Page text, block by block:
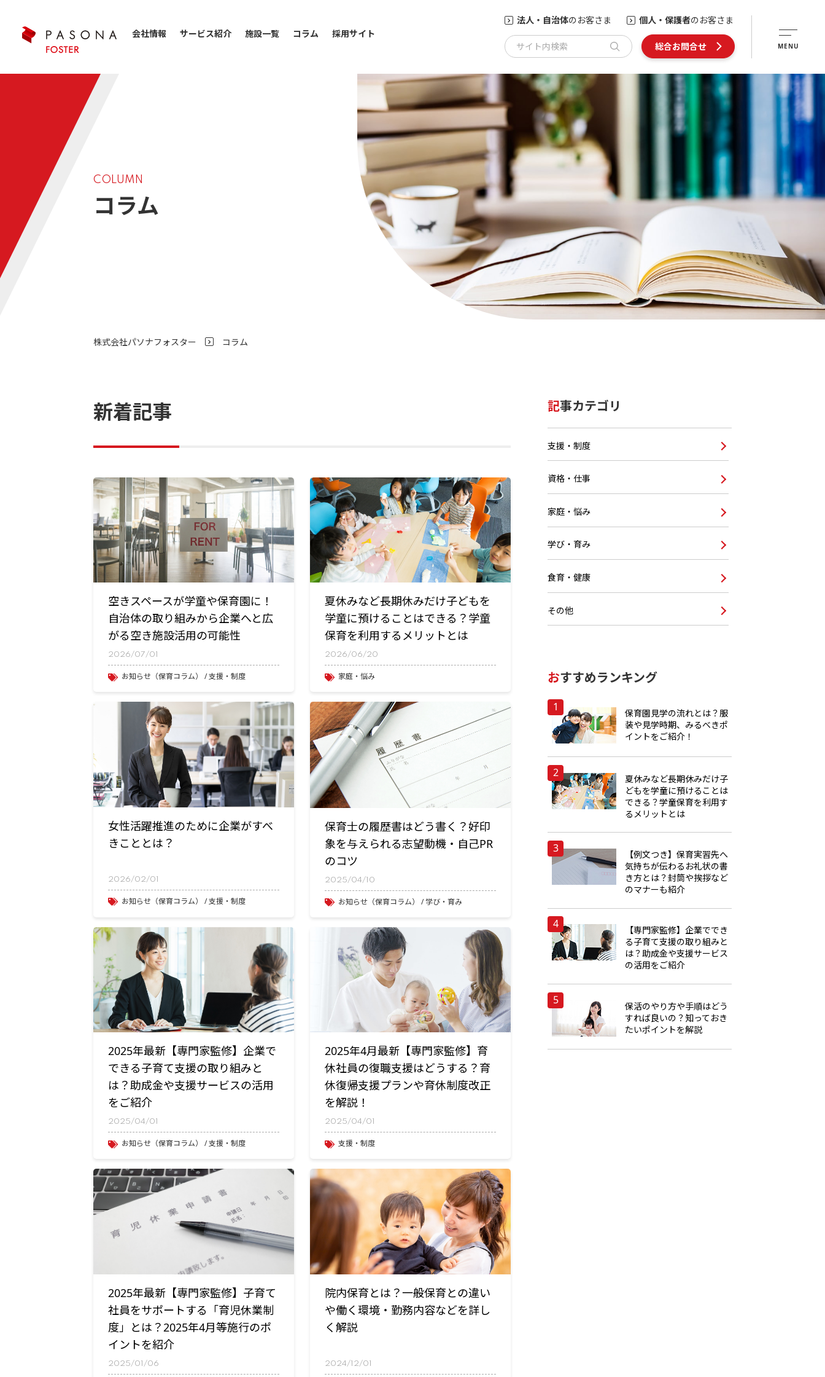
会社情報 サービス紹介 施設一覧 コラム 採用サイト
法人・自治体のお客さま 個人・保護者のお客さま
サイト内検索 総合お問合せ
COLUMN
コラム
株式会社パソナフォスター >コラム
新着記事
空きスペースが学童や保育園に！
自治体の取り組みから企業へと広
がる空き施設活用の可能性
2026/07/01
お知らせ（保育コラム） 支援・制度
夏休みなど長期休みだけ子どもを
学童に預けることはできる？学童
保育を利用するメリットとは
2026/06/20
家庭・悩み
女性活躍推進のために企業がすべ
きこととは？
2026/02/01
お知らせ（保育コラム） 支援・制度
保育士の履歴書はどう書く？好印
象を与えられる志望動機・自己PR
のコツ
2025/04/10
お知らせ（保育コラム） 学び・育み
2025年最新【専門家監修】企業で
できる子育て支援の取り組みと
は？助成金や支援サービスの活用
をご紹介
2025/04/01
お知らせ（保育コラム） 支援・制度
2025年4月最新【専門家監修】育
休社員の復職支援はどうする？育
休復帰支援プランや育休制度改正
を解説！
2025/04/01
支援・制度
2025年最新【専門家監修】子育て
社員をサポートする「育児休業制
度」とは？2025年4月等施行のポ
イントを紹介
2025/01/06
院内保育とは？一般保育との違い
や働く環境・勤務内容などを詳し
く解説
2024/12/01
記事カテゴリ
支援・制度
資格・仕事
家庭・悩み
学び・育み
食育・健康
その他
おすすめランキング
保育園見学の流れとは？服
装や見学時期、みるべきポ
イントをご紹介！
夏休みなど長期休みだけ子
どもを学童に預けることは
できる？学童保育を利用す
るメリットとは
【例文つき】保育実習先へ
気持ちが伝わるお礼状の書
き方とは？封筒や挨拶など
のマナーも紹介
【専門家監修】企業ででき
る子育て支援の取り組みと
は？助成金や支援サービス
の活用をご紹介
保活のやり方や手順はどう
すれば良いの？知っておき
たいポイントを解説